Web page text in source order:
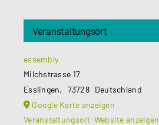
Veranstaltungsort
essembly
Milchstrasse 17
Esslingen, 73728 Deutschland
Google Karte anzeigen
Veranstaltungsort-Website anzeigen